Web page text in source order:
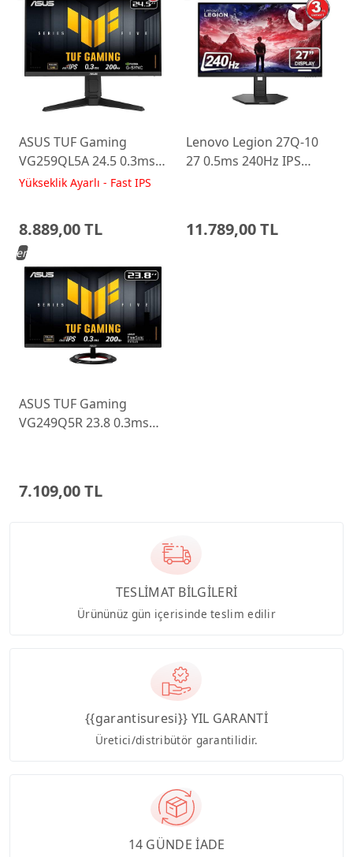
ASUS TUF Gaming
VG259QL5A 24.5 0.3ms
200Hz Fast IPS Yükseklik
Yükseklik Ayarlı - Fast IPS
8.889,00 TL
Lenovo Legion 27Q-10
27 0.5ms 240Hz IPS
11.789,00 TL
ASUS TUF Gaming
VG249Q5R 23.8 0.3ms
7.109,00 TL
Yeni
TESLİMAT BİLGİLERİ
Ürününüz gün içerisinde teslim edilir
{{garantisuresi}} YIL GARANTİ
Üretici/distribütör garantilidir.
14 GÜNDE İADE